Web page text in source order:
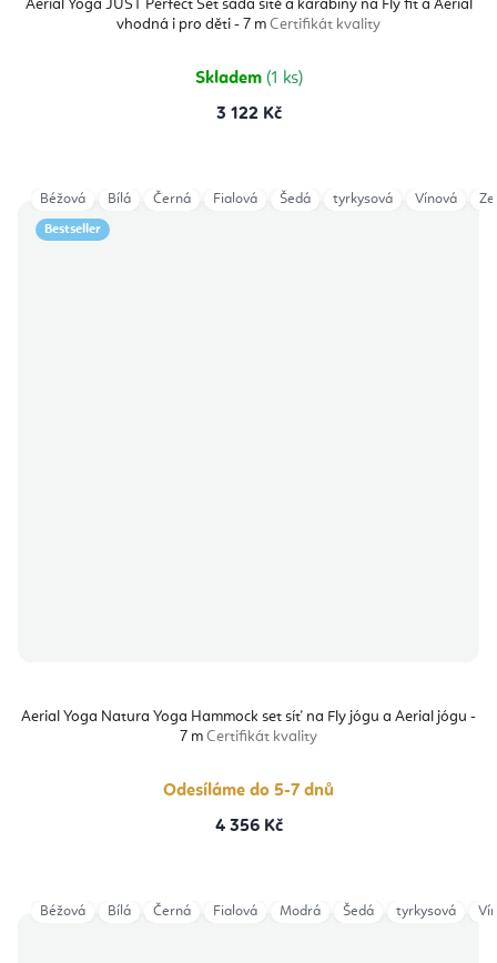
Aerial Yoga JUST Perfect Set sada sítě a karabiny na Fly fit a Aerial
vhodná i pro děti - 7 m Certifikát kvality
Skladem (1 ks)
3 122 Kč
Bestseller
Aerial Yoga Natura Yoga Hammock set síť na Fly jógu a Aerial jógu -
7 m Certifikát kvality
Odesíláme do 5-7 dnů
4 356 Kč
Béžová Bílá Černá Fialová Šedá tyrkysová Vínová
Béžová Bílá Černá Fialová Modrá Šedá tyrkysová